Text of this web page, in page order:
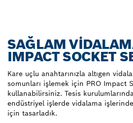
SAĞLAM
IMPACT SOCKET
Kare uçlu anahtarınızla altıgen
somunları işlemek için PRO Impact
kullanabilirsiniz. Tesis
endüstriyel işlerde vidalama
için tasarladık.